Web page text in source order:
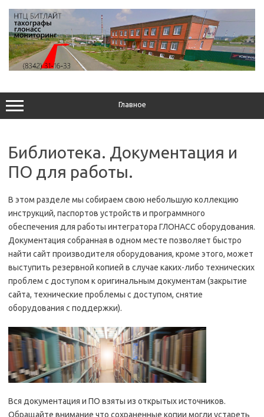
содержимому
Главное
Библиотека. Документация и
ПО для работы.
В этом разделе мы собираем свою небольшую коллекцию
инструкций, паспортов устройств и программного
обеспечения для работы интегратора ГЛОНАСС оборудования.
Документация собранная в одном месте позволяет быстро
найти сайт производителя оборудования, кроме этого, может
выступить резервной копией в случае каких-либо технических
проблем с доступом к оригинальным документам (закрытие
сайта, технические проблемы с доступом, снятие
оборудования с поддержки).
Вся документация и ПО взяты из открытых источников.
Обращайте внимание что сохраненные копии могли устареть